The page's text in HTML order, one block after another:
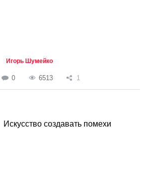
Игорь Шумейко
0 6513 1
Искусство создавать помехи